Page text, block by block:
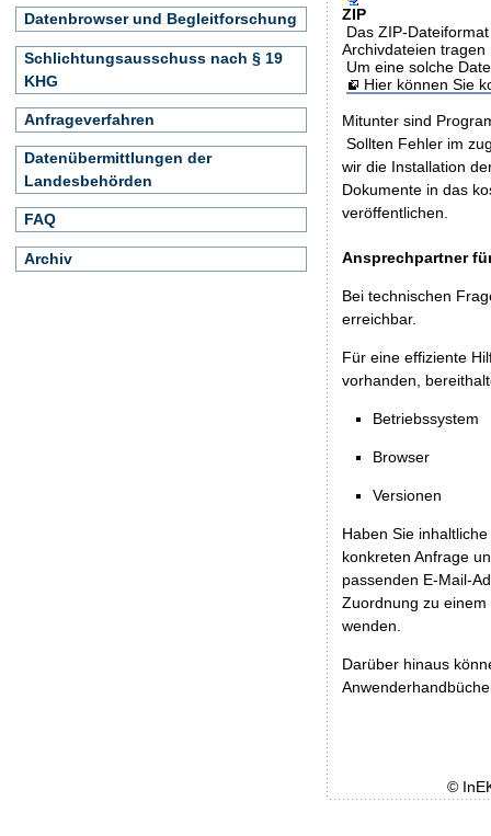
ZIP
Das ZIP-
Archivdateien
Um eine solche
Hier können Sie
Mitunter sind
Sollten Fehler im
wir die Installation
Dokumente in das
veröffentlichen.
Ansprechpartner
Bei technischen
erreichbar.
Für eine effiziente
vorhanden,
Betriebssystem
Browser
Versionen
Haben Sie
konkreten Anfrage
passenden E-Mail-
Zuordnung zu
wenden.
Darüber hinaus
Datenbrowser und Begleitforschung
Schlichtungsausschuss nach § 19
KHG
Anfrageverfahren
Datenübermittlungen der
Landesbehörden
FAQ
Archiv
©